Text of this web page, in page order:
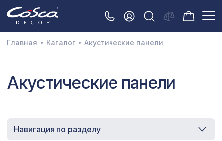
Акустические панели
Главная Каталог Акустические панели
Акустические панели
Навигация по разделу